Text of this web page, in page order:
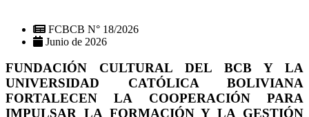
FCBCB N° 18/2026
Junio de 2026
FUNDACIÓN CULTURAL DEL BCB Y LA
UNIVERSIDAD CATÓLICA BOLIVIANA
FORTALECEN LA COOPERACIÓN PARA
IMPULSAR LA FORMACIÓN Y LA GESTIÓN